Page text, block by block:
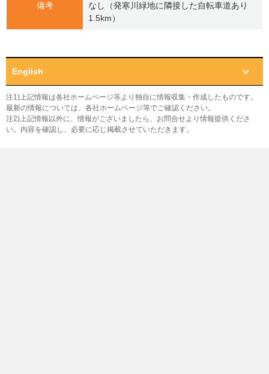
備考
なし（発寒川緑地に隣接した自転車道あり
1.5km）
English
注1)上記情報は各社ホームページ等より独自に情報収集・作成したものです。
最新の情報については、各社ホームページ等でご確認ください。
注2)上記情報以外に、情報がございましたら、お問合せより情報提供くださ
い。内容を確認し、必要に応じ掲載させていただきます。